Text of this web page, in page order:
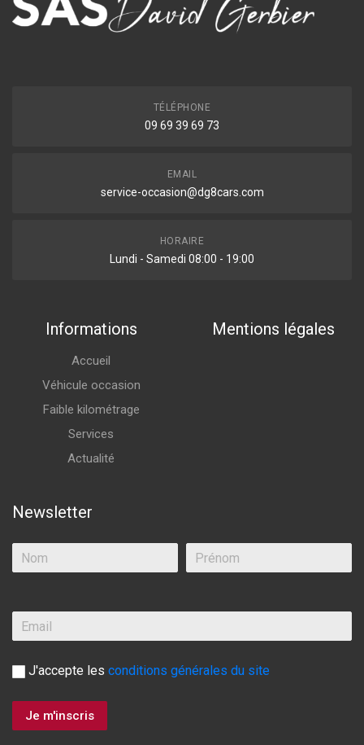
TÉLÉPHONE
09 69 39 69 73
EMAIL
service-occasion@dg8cars.com
HORAIRE
Lundi - Samedi 08:00 - 19:00
Informations
Accueil
Véhicule occasion
Faible kilométrage
Services
Actualité
Mentions légales
Newsletter
J'accepte les conditions générales du site